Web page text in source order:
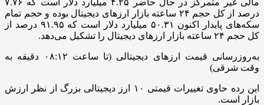
درصد از کل حجم ۲۴ ساعته بازار ارزهای دیجیتال بوده و حجم تمام
سکه‌های پایدار اکنون ۵۰.۳۱ میلیارد دلار است که ۹۱.۹۵ درصد از
کل حجم ۲۴ ساعته بازار ارزهای دیجیتال را تشکیل می‌دهد.
به‌روزرسانی قیمت ارزهای دیجیتالی (تا ساعت ۰۸:۱۲ دقیقه به
وقت شرقی)
این رده حاوی تغییرات قیمتی ۱۰ ارز دیجیتالی بزرگ از نظر ارزش
بازار است.